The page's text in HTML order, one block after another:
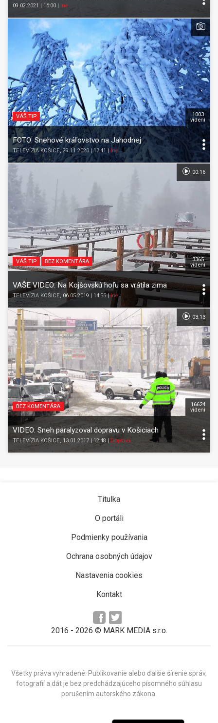
09.02.2021 | 16:00 | Iné
VÁŠ TIP
FOTO: Snehové kráľovstvo na Jahodnej
TELEVÍZIA KOŠICE, 29.11.2020 | 17:41| Iné
1003
videní
VÁŠ TIP BEZ KOMENTÁRA
VAŠE VIDEO: Na Kojšovskú hoľu sa vrátila zima
TELEVÍZIA KOŠICE, 06.05.2019 | 14:55|Iné
3365
videní
00:16
BEZ KOMENTÁRA
VIDEO: Sneh paralyzoval dopravu v Košiciach
TELEVÍZIA KOŠICE, 13.01.2017 | 12:48 | Doprava
16624
videní
03:13
Titulka
O portáli
Podmienky používania
Ochrana osobných údajov
Nastavenia cookies
Kontakt
2016 - 2026 © MARK MEDIA s.r.o.
Všetky práva vyhradené. Publikovanie alebo ďalšie šírenie správ,
fotografií a dát je bez predchádzajúceho písomného súhlasu
porušením autorského zákona.